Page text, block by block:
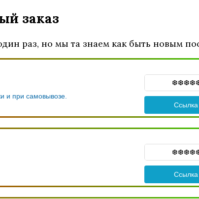
заказ
раз, но мы та знаем как быть новым
и при самовывозе.